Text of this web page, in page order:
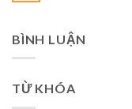
BÌNH LUẬN
TỪ KHÓA